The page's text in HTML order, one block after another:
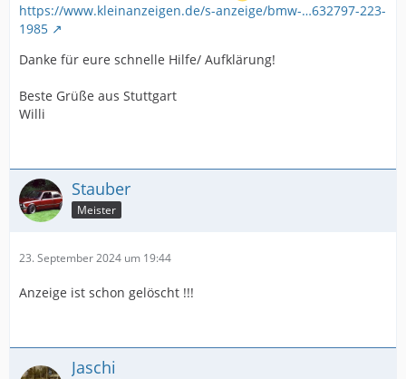
https://www.kleinanzeigen.de/s-anzeige/bmw-…632797-223-
1985
Danke für eure schnelle Hilfe/ Aufklärung!
Beste Grüße aus Stuttgart
Willi
Stauber
Meister
23. September 2024 um 19:44
Anzeige ist schon gelöscht !!!
Jaschi